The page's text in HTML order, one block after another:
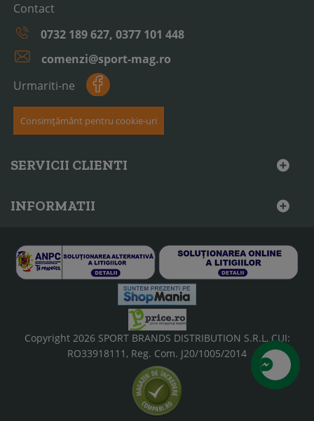
Contact
0732 189 627, 0377 101 448
comenzi@sport-mag.ro
Urmariti-ne
Consimțământ pentru cookie-uri
SERVICII CLIENTI
INFORMATII
Copyright 2026 SPORT BRANDS DISTRIBUTION S.R.L, CUI:
RO33918111, Reg. Com. J20/1005/2014